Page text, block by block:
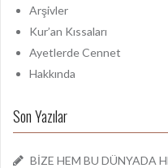
Arşivler
Kur’an Kıssaları
Ayetlerde Cennet
Hakkında
Son Yazılar
BİZE HEM BU DÜNYADA